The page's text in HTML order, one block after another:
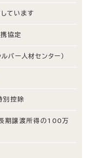
ています
協定
バー人材センター）
別控除
期譲渡所得の100万